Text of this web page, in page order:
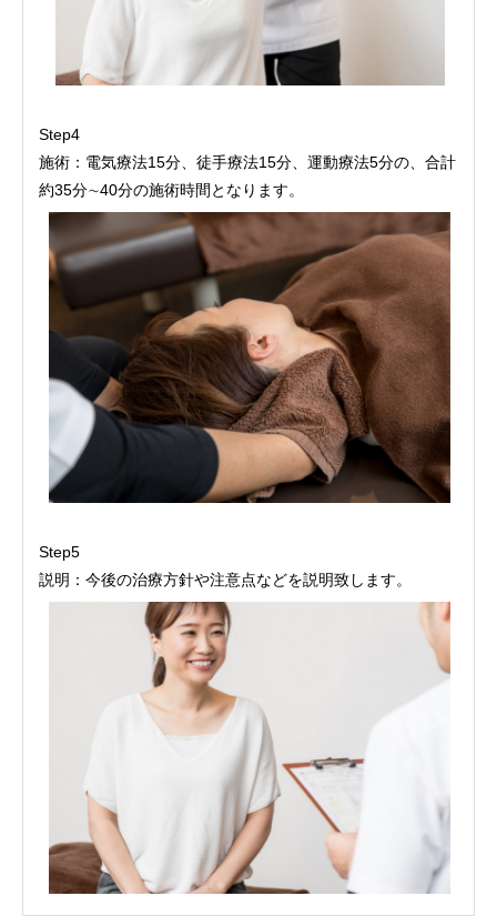
Step4
施術：電気療法15分、徒手療法15分、運動療法5分の、合計
約35分∼40分の施術時間となります。
Step5
説明：今後の治療方針や注意点などを説明致します。